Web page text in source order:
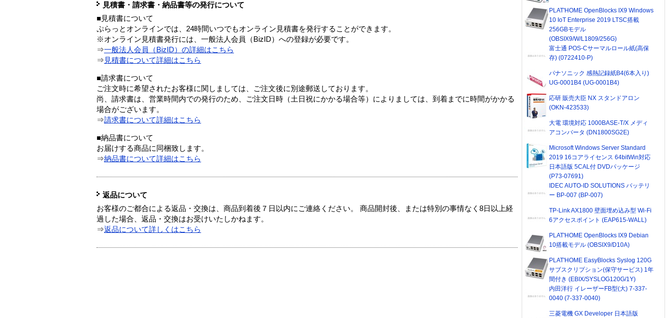
見積書・請求書・納品書等の発行について
■見積書について
ぷらっとオンラインでは、24時間いつでもオンライン見積書を発行することができます。
※オンライン見積書発行には、一般法人会員（BizID）への登録が必要です。
⇒一般法人会員（BizID）の詳細はこちら
⇒ 見積書について詳細はこちら
■請求書について
ご注文時に希望されたお客様に関しましては、ご注文後に別途郵送しております。
尚、請求書は、営業時間内での発行のため、ご注文日時（土日祝にかかる場合等）によりましては、到着までに時間がかかる
場合がございます。
⇒請求書について詳細はこちら
■納品書について
お届けする商品に同梱致します。
⇒納品書について詳細はこちら
返品について
お客様のご都合による返品・交換は、商品到着後７日以内にご連絡ください。 商品開封後、または特別の事情なく8日以上経
過した場合、返品・交換はお受けいたしかねます。
⇒返品について詳しくはこちら
PLAT'HOME OpenBlocks IX9 Windows
10 IoT Enterprise 2019 LTSC搭載
256GBモデル
(OBSIX9/W/L1809/256G)
富士通 POS-Cサーマルロール紙(高保
存) (0722410-P)
パナソニック 感熱記録紙B4(6本入り)
UG-0001B4 (UG-0001B4)
応研 販売大臣 NX スタンドアロン
(OKN-423533)
大電 環境対応 1000BASE-T/X メディ
アコンバータ (DN1800SG2E)
Microsoft Windows Server Standard
2019 16コアライセンス 64bitWin対応
日本語版 5CAL付 DVDパッケージ
(P73-07691)
IDEC AUTO-ID SOLUTIONS バッテリ
ー BP-007 (BP-007)
TP-Link AX1800 壁面埋め込み型 Wi-Fi
6アクセスポイント (EAP615-WALL)
PLAT'HOME OpenBlocks IX9 Debian
10搭載モデル (OBSIX9/D10A)
PLAT'HOME EasyBlocks Syslog 120G
サブスクリプション(保守サービス) 1年
間付き (EBIX/SYSLOG120G/1Y)
内田洋行 イレーザーFB型(大) 7-337-
0040 (7-337-0040)
三菱電機 GX Developer 日本語版